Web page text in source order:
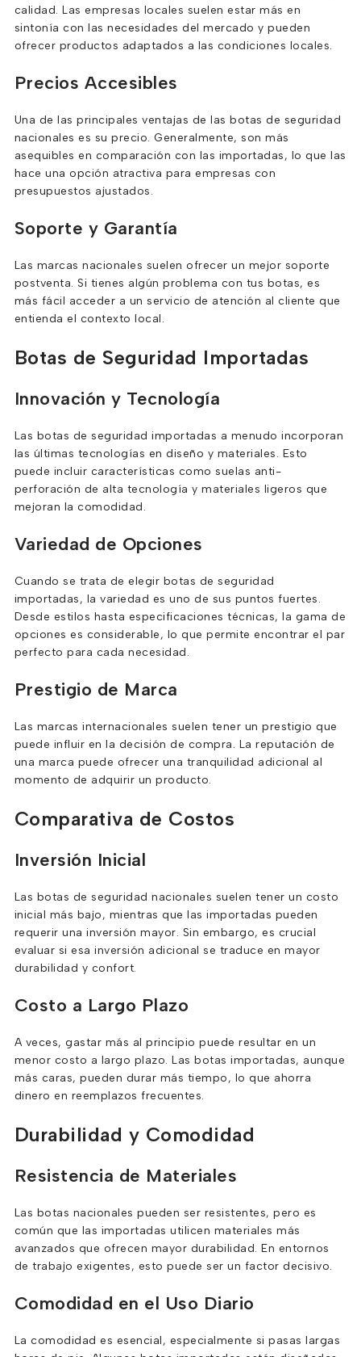
calidad. Las empresas locales suelen estar más en
sintonía con las necesidades del mercado y pueden
ofrecer productos adaptados a las condiciones locales.
Precios Accesibles
Una de las principales ventajas de las botas de seguridad
nacionales es su precio. Generalmente, son más
asequibles en comparación con las importadas, lo que las
hace una opción atractiva para empresas con
presupuestos ajustados.
Soporte y Garantía
Las marcas nacionales suelen ofrecer un mejor soporte
postventa. Si tienes algún problema con tus botas, es
más fácil acceder a un servicio de atención al cliente que
entienda el contexto local.
Botas de Seguridad Importadas
Innovación y Tecnología
Las botas de seguridad importadas a menudo incorporan
las últimas tecnologías en diseño y materiales. Esto
puede incluir características como suelas anti-
perforación de alta tecnología y materiales ligeros que
mejoran la comodidad.
Variedad de Opciones
Cuando se trata de elegir botas de seguridad
importadas, la variedad es uno de sus puntos fuertes.
Desde estilos hasta especificaciones técnicas, la gama de
opciones es considerable, lo que permite encontrar el par
perfecto para cada necesidad.
Prestigio de Marca
Las marcas internacionales suelen tener un prestigio que
puede influir en la decisión de compra. La reputación de
una marca puede ofrecer una tranquilidad adicional al
momento de adquirir un producto.
Comparativa de Costos
Inversión Inicial
Las botas de seguridad nacionales suelen tener un costo
inicial más bajo, mientras que las importadas pueden
requerir una inversión mayor. Sin embargo, es crucial
evaluar si esa inversión adicional se traduce en mayor
durabilidad y confort.
Costo a Largo Plazo
A veces, gastar más al principio puede resultar en un
menor costo a largo plazo. Las botas importadas, aunque
más caras, pueden durar más tiempo, lo que ahorra
dinero en reemplazos frecuentes.
Durabilidad y Comodidad
Resistencia de Materiales
Las botas nacionales pueden ser resistentes, pero es
común que las importadas utilicen materiales más
avanzados que ofrecen mayor durabilidad. En entornos
de trabajo exigentes, esto puede ser un factor decisivo.
Comodidad en el Uso Diario
La comodidad es esencial, especialmente si pasas largas